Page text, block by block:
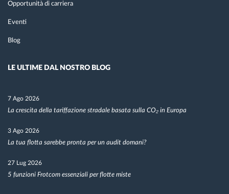
Opportunità di carriera
Eventi
Blog
LE ULTIME DAL NOSTRO BLOG
7 Ago 2026
La crescita della tariffazione stradale basata sulla CO₂ in Europa
3 Ago 2026
La tua flotta sarebbe pronta per un audit domani?
27 Lug 2026
5 funzioni Frotcom essenziali per flotte miste